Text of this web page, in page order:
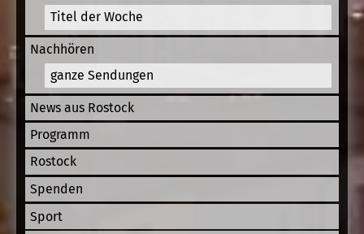
Titel der Woche
Nachhören
ganze Sendungen
News aus Rostock
Programm
Rostock
Spenden
Sport